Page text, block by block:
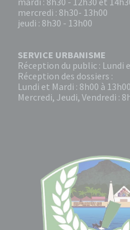
mercredi : 8h30- 13h00
jeudi : 8h30 - 13h00
SERVICE URBANISME
Réception du public : Lundi
Réception des dossiers :
Lundi et Mardi : 8h00 à
Mercredi, Jeudi, Vendredi :